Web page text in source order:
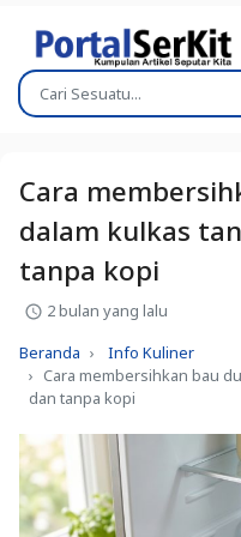
Cara
dalam kulkas
tanpa kopi
2 bulan yang lalu
Beranda
Info Kuliner
Cara membersihkan bau
dan tanpa kopi